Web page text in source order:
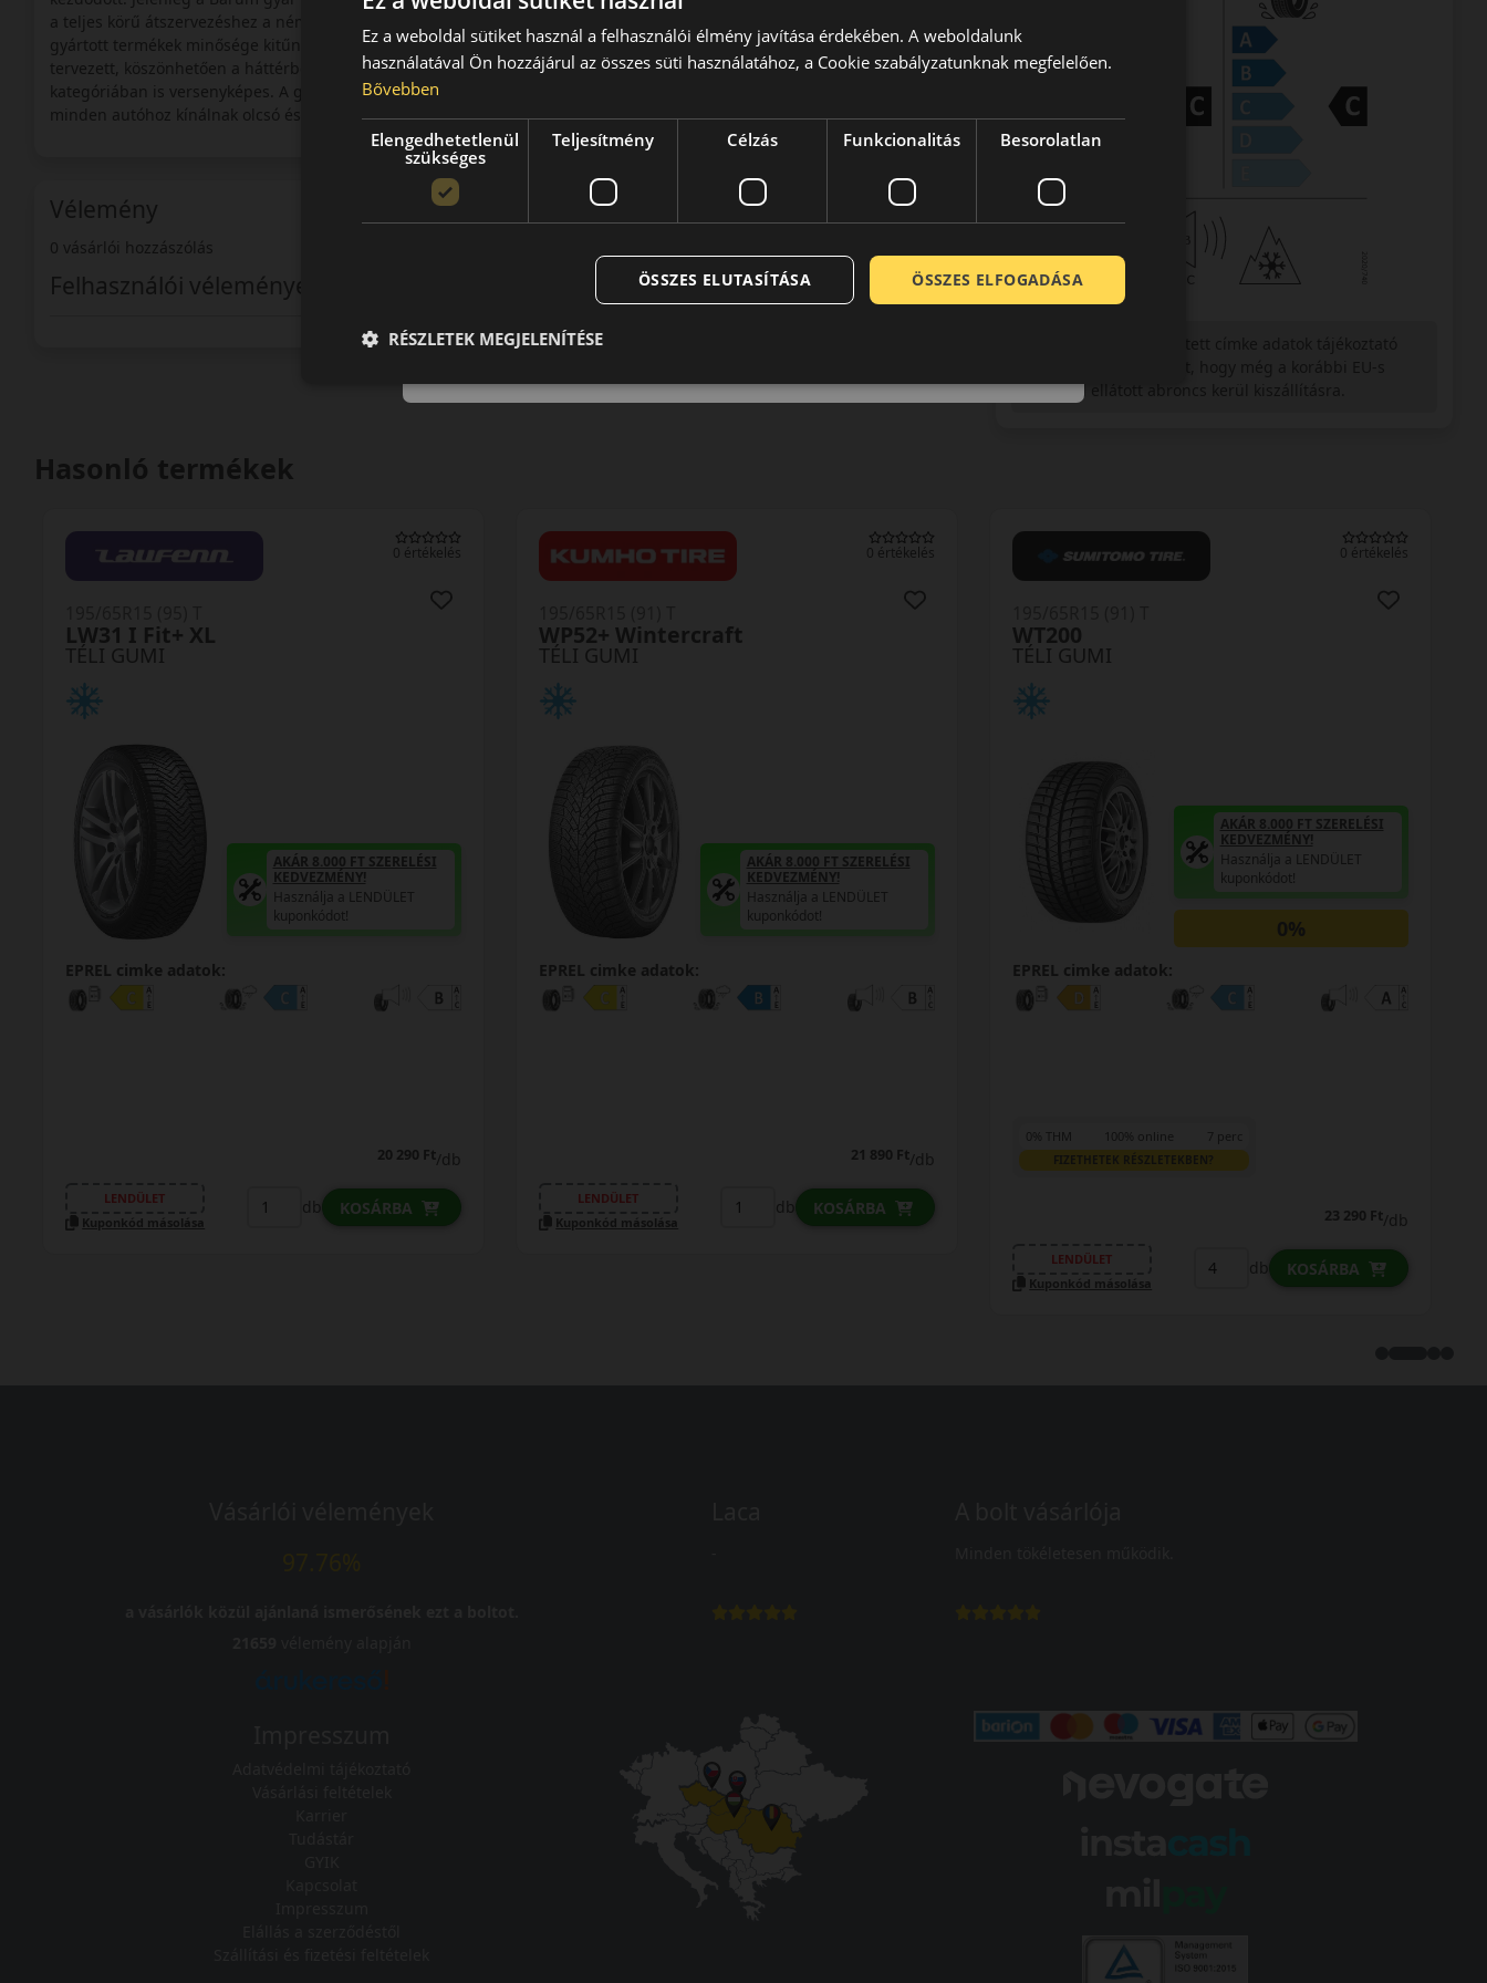
a teljes körű átszervezéshez a német tapasztalatok alapján. Mára a Barum a világ egyik legkorszerűbb üzeme, az itt
gyártott termékek minősége kitűnő. Az anyagösszetétel és a mintázat mindig a legkorszerűbb ismeretek alapján
tervezett, köszönhetően a háttérben álló anyacég szakértelmének. Ugyanakkor a Barum abroncsok ára az alsó-budget
kategóriában is versenyképes. A gyár abroncsai a legszélesebb felhasználó kör számára lettek optimalizálva és szinte
minden autóhoz kínálnak olcsó és biztonságos gumiabroncsot téli és nyári használatra egyaránt.
Vélemény
0 vásárlói hozzászólás
Felhasználói vélemények
címkével ellátott abroncs kerül kiszállításra.
Hasonló termékek
0 értékelés
TÉLI GUMI
LW31 I Fit+ XL
AKÁR 8.000 FT SZERELÉSI
KEDVEZMÉNY!
Használja a LENDÜLET
kuponkódot!
EPREL cimke adatok:
20 290 Ft/db
LENDÜLET
Kuponkód másolása
db KOSÁRBA
0 értékelés
TÉLI GUMI
WP52+ Wintercraft
AKÁR 8.000 FT SZERELÉSI
KEDVEZMÉNY!
Használja a LENDÜLET
kuponkódot!
EPREL cimke adatok:
21 890 Ft/db
LENDÜLET
Kuponkód másolása
db KOSÁRBA
0 értékelés
TÉLI GUMI
WT200
AKÁR 8.000 FT SZERELÉSI
KEDVEZMÉNY!
Használja a LENDÜLET
kuponkódot!
0%
EPREL cimke adatok:
0% THM 100% online 7 perc
FIZETHETEK RÉSZLETEKBEN?
23 290 Ft/db
LENDÜLET
Kuponkód másolása
db KOSÁRBA
Ez a weboldal sütiket használ a felhasználói élmény javítása érdekében. A weboldalunk
használatával Ön hozzájárul az összes süti használatához, a Cookie szabályzatunknak megfelelően.
Bővebben
Elengedhetetlenül
szükséges
Teljesítmény Célzás Funkcionalitás Besorolatlan
ÖSSZES ELFOGADÁSA
ÖSSZES ELUTASÍTÁSA
RÉSZLETEK MEGJELENÍTÉSE